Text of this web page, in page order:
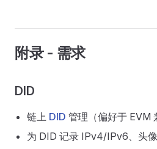
附录 - 需求
DID
链上 DID 管理（偏好于 EVM
为 DID 记录 IPv4/IPv6、头